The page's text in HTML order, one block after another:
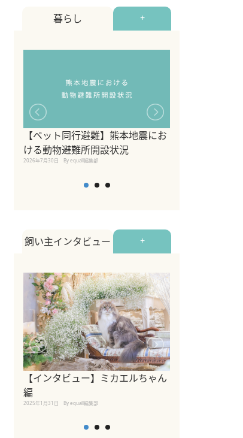
暮らし +
【ペット同行避難】熊本地震にお
ける動物避難所開設状況
2026年7月30日 By equall編集部
飼い主インタビュー +
【インタビュー】ミカエルちゃん
編
2025年1月31日 By equall編集部